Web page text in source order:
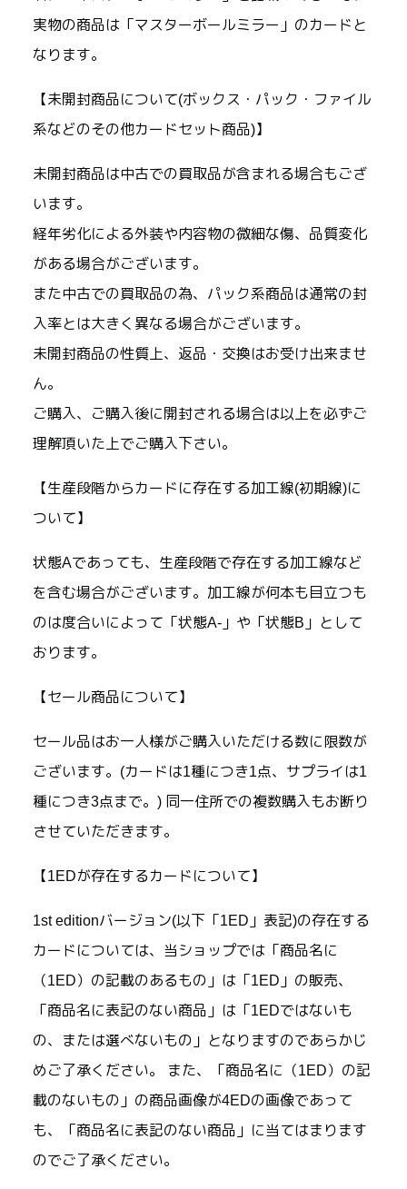
実物の商品は「マスターボールミラー」のカードと
なります。
【未開封商品について(ボックス・パック・ファイル
系などのその他カードセット商品)】
未開封商品は中古での買取品が含まれる場合もござ
います。
経年劣化による外装や内容物の微細な傷、品質変化
がある場合がございます。
また中古での買取品の為、パック系商品は通常の封
入率とは大きく異なる場合がございます。
未開封商品の性質上、返品・交換はお受け出来ませ
ん。
ご購入、ご購入後に開封される場合は以上を必ずご
理解頂いた上でご購入下さい。
【生産段階からカードに存在する加工線(初期線)に
ついて】
状態Aであっても、生産段階で存在する加工線など
を含む場合がございます。加工線が何本も目立つも
のは度合いによって「状態A-」や「状態B」として
おります。
【セール商品について】
セール品はお一人様がご購入いただける数に限数が
ございます。(カードは1種につき1点、サプライは1
種につき3点まで。) 同一住所での複数購入もお断り
させていただきます。
【1EDが存在するカードについて】
1st editionバージョン(以下「1ED」表記)の存在する
カードについては、当ショップでは「商品名に
（1ED）の記載のあるもの」は「1ED」の販売、
「商品名に表記のない商品」は「1EDではないも
の、または選べないもの」となりますのであらかじ
めご了承ください。 また、「商品名に（1ED）の記
載のないもの」の商品画像が4EDの画像であって
も、「商品名に表記のない商品」に当てはまります
のでご了承ください。